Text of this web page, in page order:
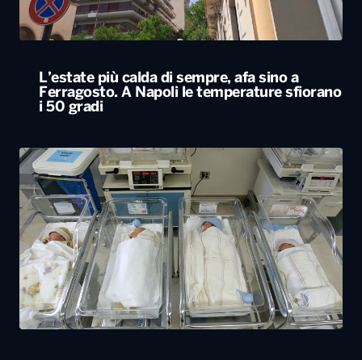
L’estate più calda di sempre, afa sino a
Ferragosto. A Napoli le temperature sfiorano
i 50 gradi